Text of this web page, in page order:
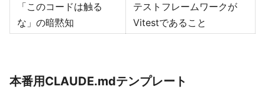
「このコードは触る
な」の暗黙知
テストフレームワークが
Vitestであること
本番用CLAUDE.mdテンプレート